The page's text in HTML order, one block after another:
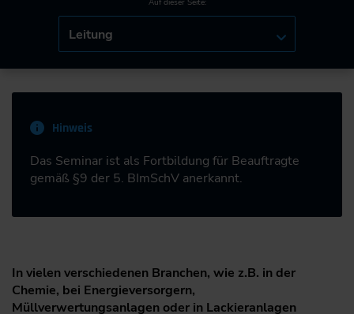
Auf dieser Seite:
Leitung
Hinweis
Das Seminar ist als Fortbildung für Beauftragte
gemäß §9 der 5. BImSchV anerkannt.
In vielen verschiedenen Branchen, wie z.B. in der
Chemie, bei Energieversorgern,
Müllverwertungsanlagen oder in Lackieranlagen